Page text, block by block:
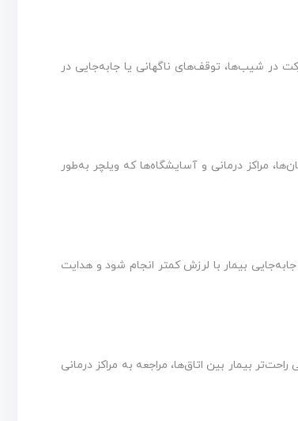
در شیب‌ها، توقف‌های ناگهانی یا جابه‌جایی در
مراکز درمانی و آسایشگاه‌ها که ویلچر به‌طور
بیمار با لرزش کمتر انجام شود و هدایت
بیمار بین اتاق‌ها، مراجعه به مراکز درمانی